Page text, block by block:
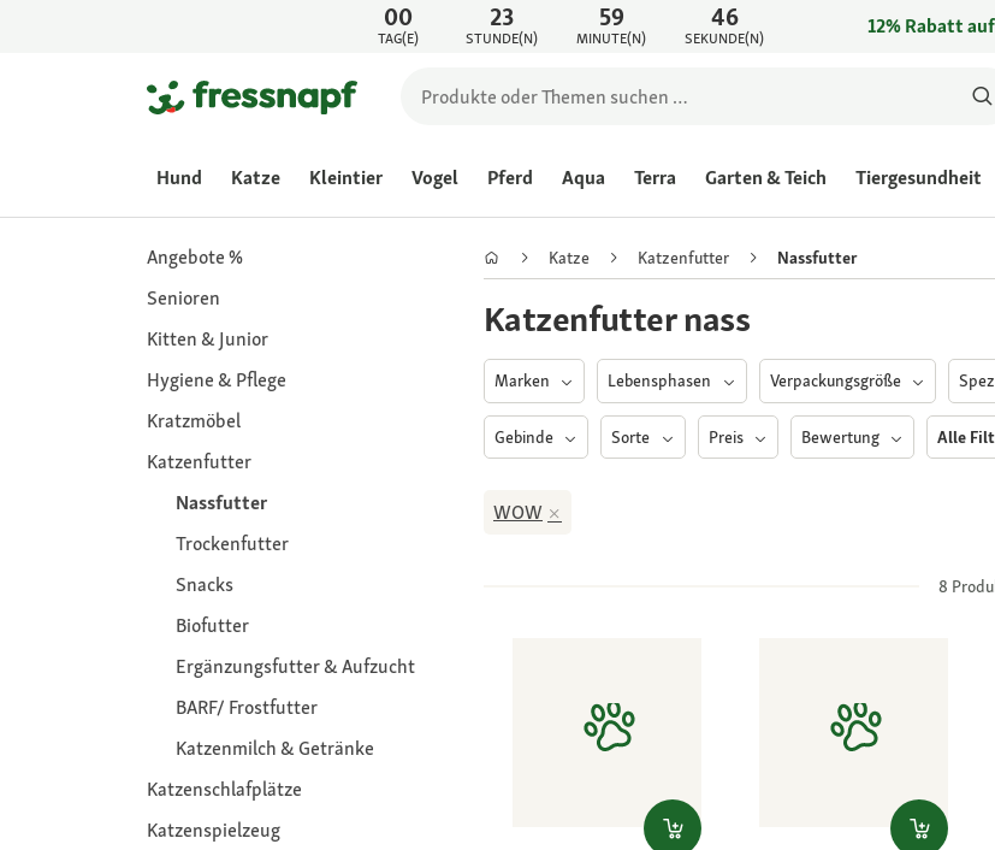
00
TAG(E)
23
STUNDE(N)
59
MINUTE(N)
46
SEKUNDE(N) 12% Rabatt
Hund Katze Kleintier Vogel Pferd Aqua Terra Garten & Teich Tiergesundheit
Angebote %
Senioren
Kitten & Junior
Hygiene & Pflege
Kratzmöbel
Katzenfutter
Nassfutter
Trockenfutter
Snacks
Biofutter
Ergänzungsfutter & Aufzucht
BARF/ Frostfutter
Katzenmilch & Getränke
Katzenschlafplätze
Katzenspielzeug
Katze Katzenfutter Nassfutter
Katzenfutter nass
Marken Lebensphasen Verpackungsgröße
Gebinde Sorte Preis Bewertung Alle
WOW
8